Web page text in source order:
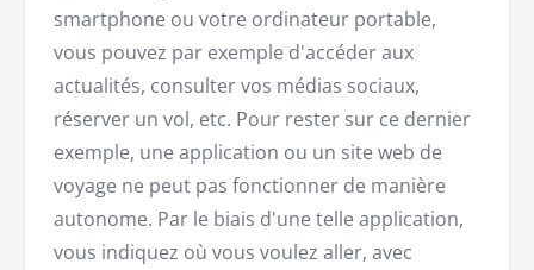
smartphone ou votre ordinateur portable,
vous pouvez par exemple d'accéder aux
actualités, consulter vos médias sociaux,
réserver un vol, etc. Pour rester sur ce dernier
exemple, une application ou un site web de
voyage ne peut pas fonctionner de manière
autonome. Par le biais d'une telle application,
vous indiquez où vous voulez aller, avec